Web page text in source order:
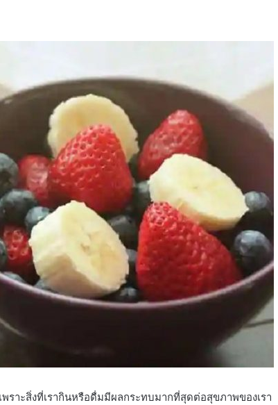
ราะสิ่งที่เรากินหรือดื่มมีผลกระทบมากที่สุดต่อสุขภาพของเรา